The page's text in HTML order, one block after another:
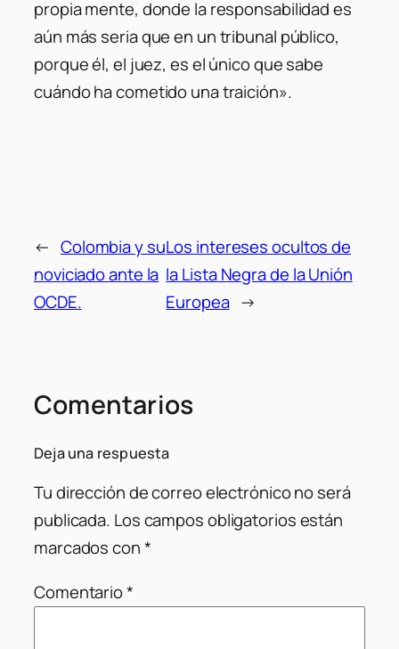
propia mente, donde la responsabilidad es
aún más seria que en un tribunal público,
porque él, el juez, es el único que sabe
cuándo ha cometido una traición».
← Colombia y su
noviciado ante la
OCDE.
Los intereses ocultos de
la Lista Negra de la Unión
Europea →
Comentarios
Deja una respuesta
Tu dirección de correo electrónico no será
publicada. Los campos obligatorios están
marcados con*
Comentario*